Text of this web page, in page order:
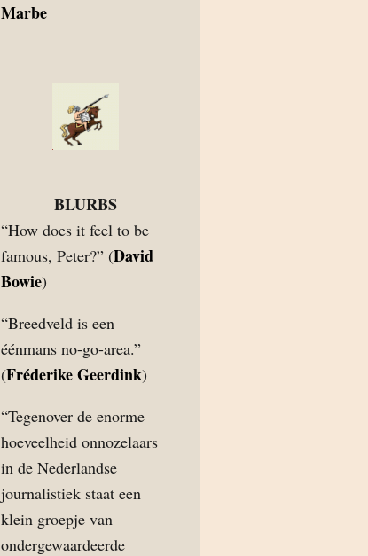
Marbe
BLURBS
“How does it feel to be
famous, Peter?” (David
Bowie)
“Breedveld is een
éénmans no-go-area.”
(Fréderike Geerdink)
“Tegenover de enorme
hoeveelheid onnozelaars
in de Nederlandse
journalistiek staat een
klein groepje van
ondergewaardeerde